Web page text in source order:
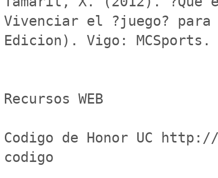
Vivenciar el ?juego?
Edicion). Vigo: MCSports.
Recursos WEB
Codigo de Honor UC
codigo